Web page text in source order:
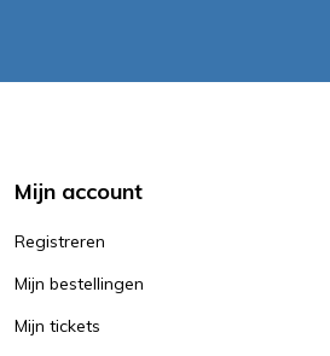
Mijn account
Registreren
Mijn bestellingen
Mijn tickets